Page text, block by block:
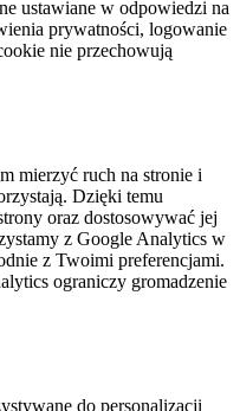
ustawiane w odpowiedzi na
prywatności, logowanie
nie przechowują
mierzyć ruch na stronie i
Dzięki temu
oraz dostosowywać jej
z Google Analytics w
z Twoimi preferencjami.
ograniczy gromadzenie
do personalizacji